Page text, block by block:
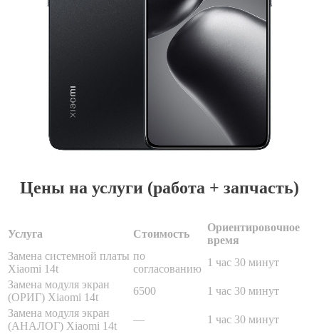
Цены на услуги (работа + запчасть)
Услуга Стоимость
Ориентировочное
время
Замена системной платы
Xiaomi 14t
по
согласованию
1 час 30 минут
Замена модуля экран
(ОРИГ) Xiaomi 14t
6500
1 час 30 минут
Замена модуля экран
(АНАЛОГ) Xiaomi 14t
—
1 час 30 минут